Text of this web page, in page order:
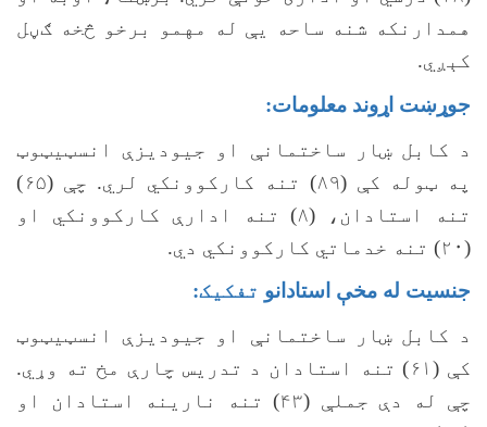
همدارنکه شنه ساحه یې له مهمو برخو څخه ګڼل
کېږي.
جوړښت اړوند معلومات:
د کابل ښار ساختمانې او جیودیزې انسټيټوټ
په ټوله کې (۸۹) تنه کارکوونکي لري. چې (۶۵)
تنه استادان، (۸) تنه ادارې کارکوونکي او
(۲۰) تنه خدماتي کارکوونکي دي.
جنسیت له مخې استادانو تفکیک:
د کابل ښار ساختمانې او جیودیزې انسټيټوټ
کې (۶۱) تنه استادان د تدریس چارې مخ ته وړي.
چې له دې جملې (۴۳) تنه نارینه استادان او